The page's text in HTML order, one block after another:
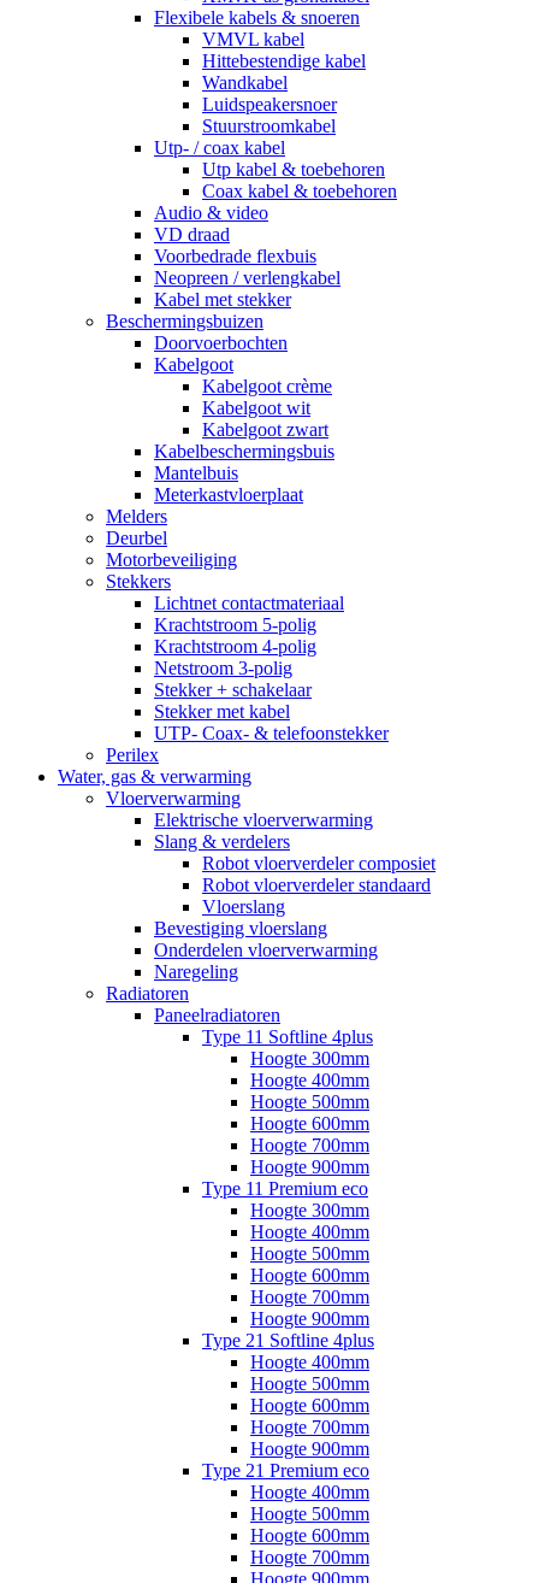
Flexibele kabels & snoeren
VMVL kabel
Hittebestendige kabel
Wandkabel
Luidspeakersnoer
Stuurstroomkabel
Utp- / coax kabel
Utp kabel & toebehoren
Coax kabel & toebehoren
Audio & video
VD draad
Voorbedrade flexbuis
Neopreen / verlengkabel
Kabel met stekker
Beschermingsbuizen
Doorvoerbochten
Kabelgoot
Kabelgoot crème
Kabelgoot wit
Kabelgoot zwart
Kabelbeschermingsbuis
Mantelbuis
Meterkastvloerplaat
Melders
Deurbel
Motorbeveiliging
Stekkers
Lichtnet contactmateriaal
Krachtstroom 5-polig
Krachtstroom 4-polig
Netstroom 3-polig
Stekker + schakelaar
Stekker met kabel
UTP- Coax- & telefoonstekker
Perilex
Water, gas & verwarming
Vloerverwarming
Elektrische vloerverwarming
Slang & verdelers
Robot vloerverdeler composiet
Robot vloerverdeler standaard
Vloerslang
Bevestiging vloerslang
Onderdelen vloerverwarming
Naregeling
Radiatoren
Paneelradiatoren
Type 11 Softline 4plus
Hoogte 300mm
Hoogte 400mm
Hoogte 500mm
Hoogte 600mm
Hoogte 700mm
Hoogte 900mm
Type 11 Premium eco
Hoogte 300mm
Hoogte 400mm
Hoogte 500mm
Hoogte 600mm
Hoogte 700mm
Hoogte 900mm
Type 21 Softline 4plus
Hoogte 400mm
Hoogte 500mm
Hoogte 600mm
Hoogte 700mm
Hoogte 900mm
Type 21 Premium eco
Hoogte 400mm
Hoogte 500mm
Hoogte 600mm
Hoogte 700mm
Hoogte 900mm